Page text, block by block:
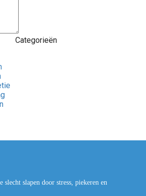
Categorieën
slecht slapen door stress, piekeren en